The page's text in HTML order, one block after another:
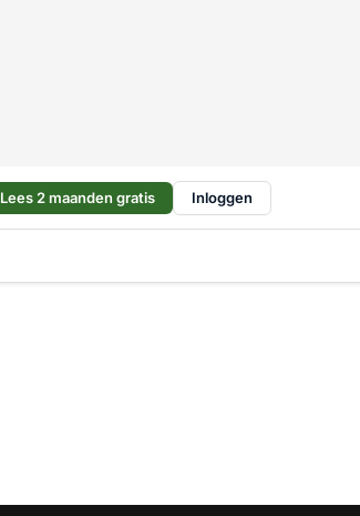
Lees 2 maanden gratis Inloggen